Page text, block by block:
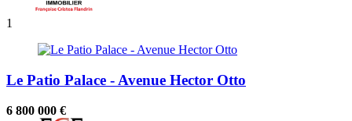
1
Le Patio Palace - Avenue Hector Otto
6 800 000 €